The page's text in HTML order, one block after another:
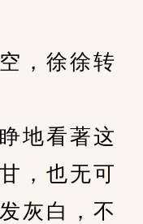
，徐徐转
地看著这
，也无可
灰白，不